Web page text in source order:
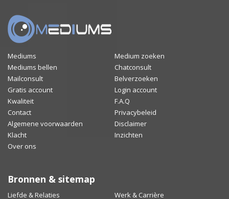
Mediums
Medium zoeken
Mediums bellen
Chatconsult
Mailconsult
Belverzoeken
Gratis account
Login account
Kwaliteit
F.A.Q
Contact
Privacybeleid
Algemene voorwaarden
Disclaimer
Klacht
Inzichten
Over ons
Bronnen & sitemap
Liefde & Relaties Werk & Carrière